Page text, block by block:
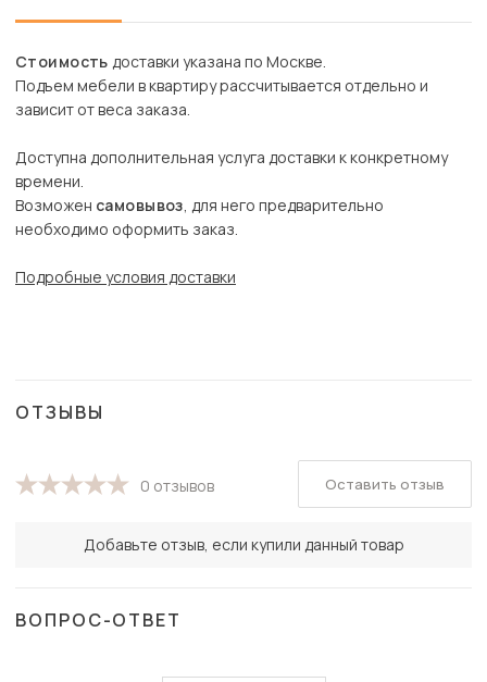
Стоимость доставки указана по Москве.
Подъем мебели в квартиру рассчитывается отдельно и
зависит от веса заказа.
Доступна дополнительная услуга доставки к конкретному
времени.
Возможен самовывоз, для него предварительно
необходимо оформить заказ.
Подробные условия доставки
ОТЗЫВЫ
0 отзывов
Добавьте отзыв, если купили данный товар
Оставить отзыв
ВОПРОС-ОТВЕТ